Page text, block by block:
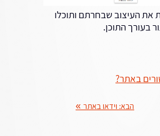
את העיצוב שבחרתם ותוכלו
בעורך התוכן.
באתר?
הבא: וידאו באתר »